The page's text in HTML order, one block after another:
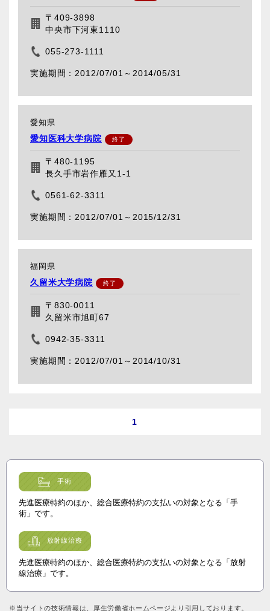
〒409-3898
中央市下河東1110
055-273-1111
2012/07/01～ 2014/05/31
愛知県
愛知医科大学病院
〒480-1195
長久手市岩作雁又1-1
0561-62-3311
2012/07/01～ 2015/12/31
福岡県
久留米大学病院
〒830-0011
久留米市旭町67
0942-35-3311
2012/07/01～ 2014/10/31
1
手術
先進医療特約のほか、総合医療特約の支払いの対象となる「手
術」です。
放射線治療
先進医療特約のほか、総合医療特約の支払いの対象となる「放射
線治療」です。
※当サイトの技術情報は、厚生労働省ホームページより引用しております。